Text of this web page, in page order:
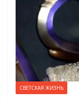
СВЕТСКАЯ ЖИЗНЬ